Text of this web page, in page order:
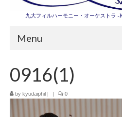
九大フィルハーモニー・オーケストラ -
Menu
演奏会情報
0916(1)
by kyudaiphil 0